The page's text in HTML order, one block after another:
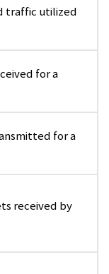
traffic utilized
for a
for a
received by